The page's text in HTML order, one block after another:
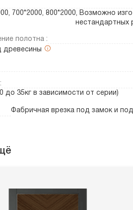
700*2000, 800*2000, Возможно
нестандартных
полотна :
древесины
до 35кг в зависимости от серии)
Фабричная врезка под замок и